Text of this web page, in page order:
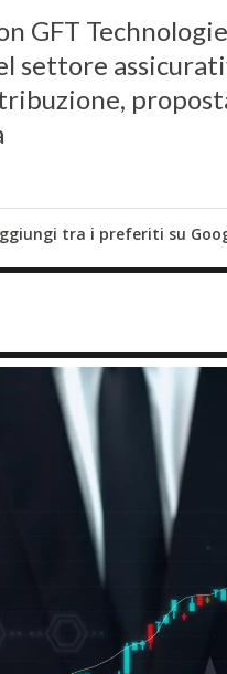
GFT
settore
tra i preferiti su